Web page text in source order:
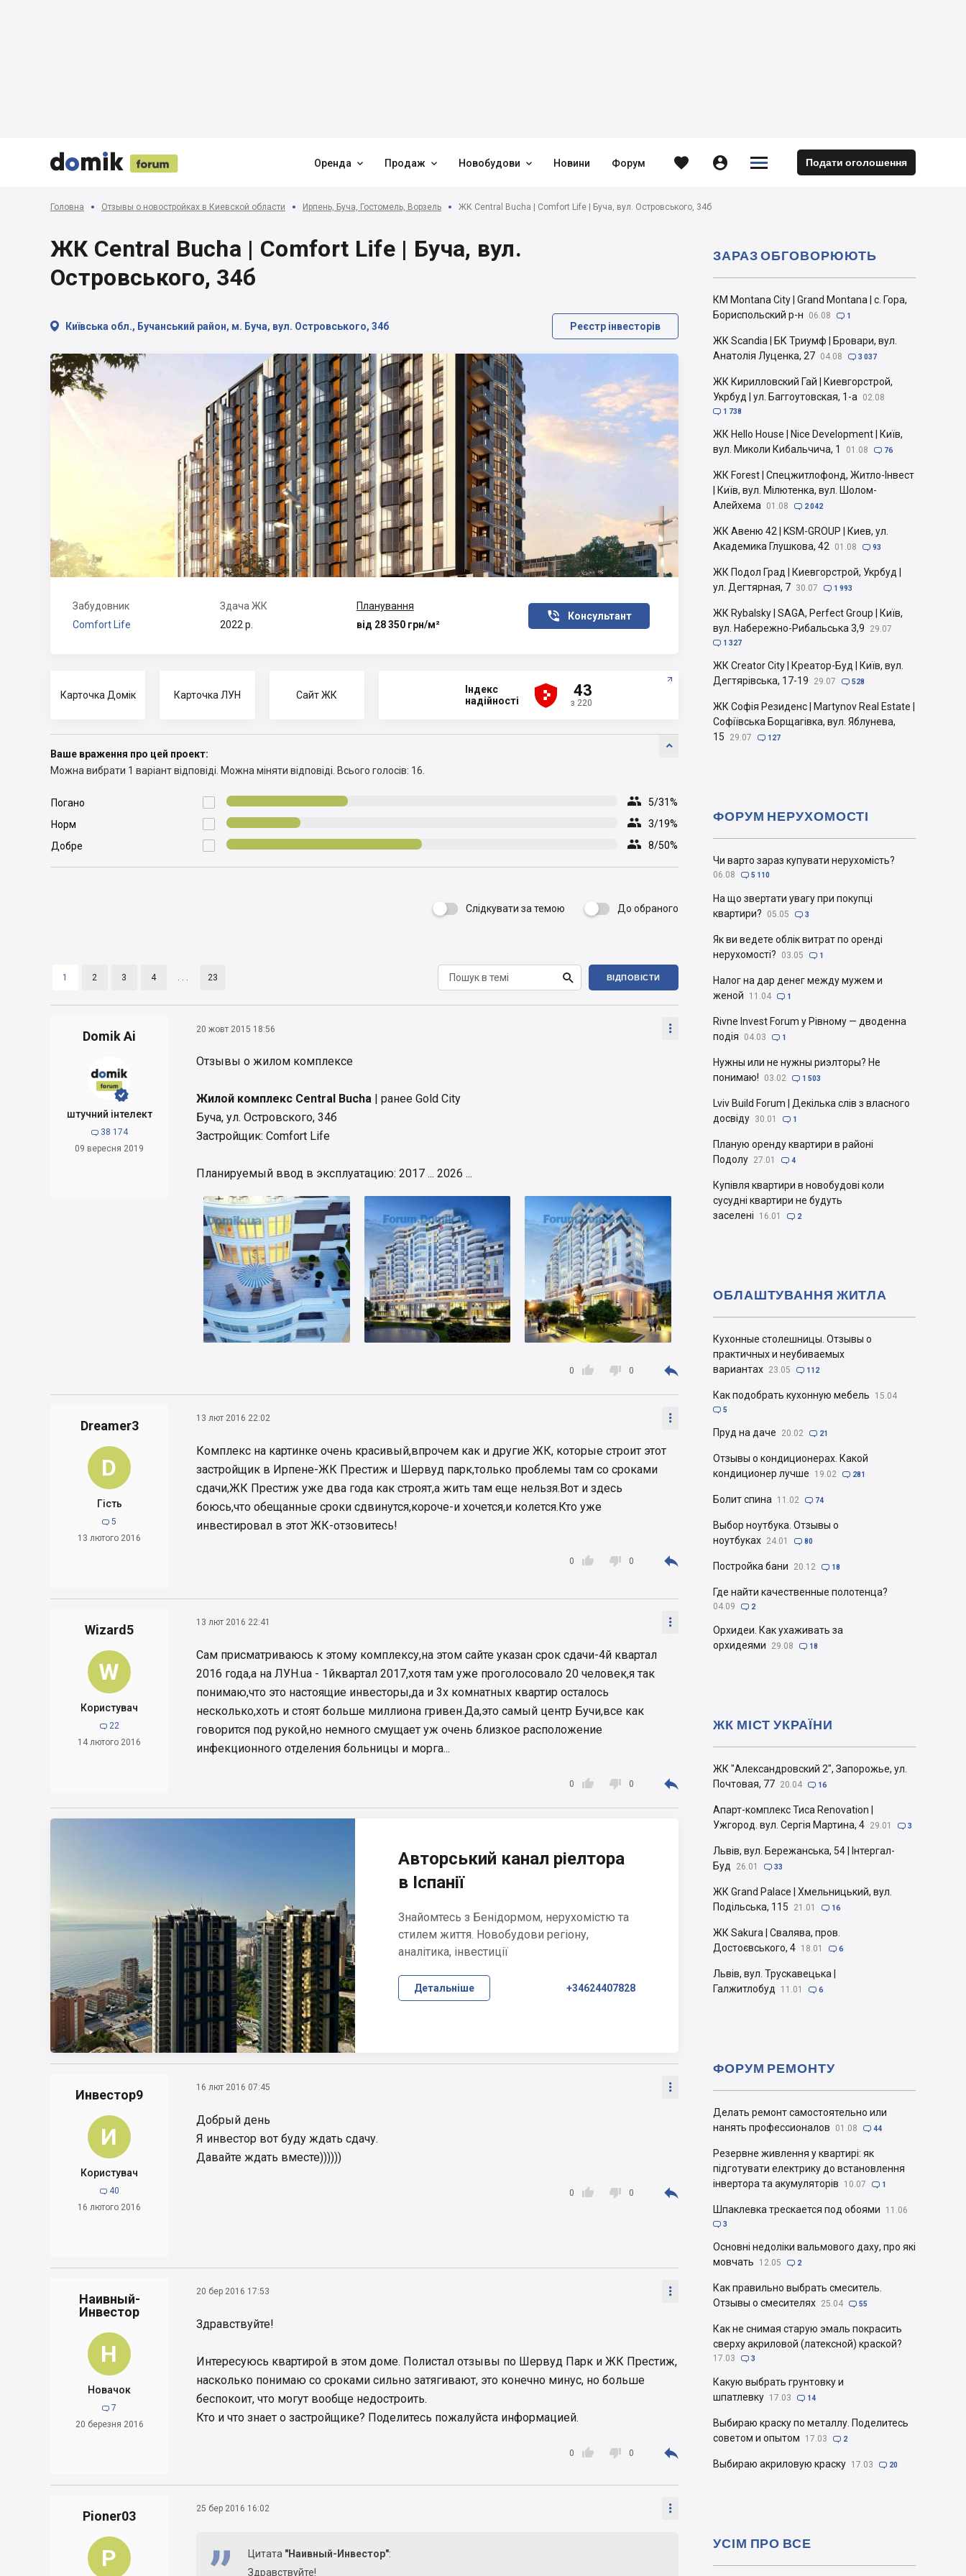


 
 Оренда  Продаж  Новобудови  Новини Форум   

 Подати оголошення
Головна Отзывы о новостройках в Киевской области Ирпень, Буча, Гостомель, Ворзель ЖК Central Bucha | Comfort Life | Буча, вул. Островського, 34б
ЖК Central Bucha | Comfort Life | Буча, вул.
Островського, 34б
 Київська обл., Бучанський район, м. Буча, вул. Островського, 34б Реєстр інвесторів
Забудовник
Comfort Life
Здача ЖК
2022 р.
Планування
від 28 350 грн/м²
Консультант

Карточка Домік Карточка ЛУН Сайт ЖК
Індекс
надійності




 43
з 220

Ваше враження про цей проект:
Можна вибрати 1 варіант відповіді. Можна міняти відповіді. Всього голосів: 16.

Погано  5/31%

Норм  3/19%

Добре  8/50%
Слідкувати за темою  До обраного
1 2 3 4 . . . 23  ВІДПОВІСТИ
Domik Ai


штучний інтелект
 38 174
09 вересня 2019
20 жовт 2015 18:56 
Отзывы о жилом комплексе
Жилой комплекс Central Bucha | ранее Gold City
Буча, ул. Островского, 34б
Застройщик: Comfort Life
Планируемый ввод в эксплуатацию: 2017 ... 2026 ...

0  0 
Dreamer3
D
Гість
 5
13 лютого 2016
13 лют 2016 22:02 
Комплекс на картинке очень красивый,впрочем как и другие ЖК, которые строит этот
застройщик в Ирпене-ЖК Престиж и Шервуд парк,только проблемы там со сроками
сдачи,ЖК Престиж уже два года как строят,а жить там еще нельзя.Вот и здесь
боюсь,что обещанные сроки сдвинутся,короче-и хочется,и колется.Кто уже
инвестировал в этот ЖК-отзовитесь!

0  0 
Wizard5
W
Користувач
 22
14 лютого 2016
13 лют 2016 22:41 
Сам присматриваюсь к этому комплексу,на этом сайте указан срок сдачи-4й квартал
2016 года,а на ЛУН.ua - 1йквартал 2017,хотя там уже проголосовало 20 человек,я так
понимаю,что это настоящие инвесторы,да и 3х комнатных квартир осталось
несколько,хоть и стоят больше миллиона гривен.Да,это самый центр Бучи,все как
говорится под рукой,но немного смущает уж очень близкое расположение
инфекционного отделения больницы и морга...

0  0 
Инвестор9
И
Користувач
 40
16 лютого 2016
16 лют 2016 07:45 
Добрый день
Я инвестор вот буду ждать сдачу.
Давайте ждать вместе))))))

0  0 
Наивный-
Инвестор
Н
Новачок
 7
20 березня 2016
20 бер 2016 17:53 
Здравствуйте!
Интересуюсь квартирой в этом доме. Полистал отзывы по Шервуд Парк и ЖК Престиж,
насколько понимаю со сроками сильно затягивают, это конечно минус, но больше
беспокоит, что могут вообще недостроить.
Кто и что знает о застройщике? Поделитесь пожалуйста информацией.

0  0 
Pioner03
P
25 бер 2016 16:02 
Цитата "Наивный-Инвестор":
Здравствуйте!
Авторський канал ріелтора
в Іспанії
Знайомтесь з Бенідормом, нерухомістю та
стилем життя. Новобудови регіону,
аналітика, інвестиції
Детальніше +34624407828
КМ Montana City | Grand Montana | с. Гора,
Бориспольский р-н
06.08  1
ЖК Scandia | БК Триумф | Бровари, вул.
Анатолія Луценка, 27 04.08  3 037
ЖК Кирилловский Гай | Киевгорстрой,
Укрбуд | ул. Баггоутовская, 1-а
02.08
 1 738
ЖК Hello House | Nice Development | Київ,
вул. Миколи Кибальчича, 1
01.08  76
ЖК Forest | Спецжитлофонд, Житло-Інвест
| Київ, вул. Мілютенка, вул. Шолом-
Алейхема
01.08  2 042
ЖК Авеню 42 | KSM-GROUP | Киев, ул.
Академика Глушкова, 42
01.08  93
ЖК Подол Град | Киевгорстрой, Укрбуд |
ул. Дегтярная, 7 30.07  1 993
ЖК Rybalsky | SAGA, Perfect Group | Київ,
вул. Набережно-Рибальська 3,9
29.07
 1 327
ЖК Creator City | Креатор-Буд | Київ, вул.
Дегтярівська, 17-19
29.07  528
ЖК Софія Резиденс | Martynov Real Estate |
Софіївська Борщагівка, вул. Яблунева,
15
29.07  127
ЗАРАЗ ОБГОВОРЮЮТЬ
Чи варто зараз купувати нерухомість?
06.08  5 110
На що звертати увагу при покупці
квартири?
05.05  3
Як ви ведете облік витрат по оренді
нерухомості?
03.05  1
Налог на дар денег между мужем и
женой
11.04  1
Rivne Invest Forum у Рівному — дводенна
подія
04.03  1
Нужны или не нужны риэлторы? Не
понимаю!
03.02  1 503
Lviv Build Forum | Декілька слів з власного
досвіду 30.01  1
Планую оренду квартири в районі
Подолу 27.01  4
Купівля квартири в новобудові коли
сусудні квартири не будуть
заселені
16.01  2
ФОРУМ НЕРУХОМОСТІ
Кухонные столешницы. Отзывы о
практичных и неубиваемых
вариантах 23.05  112
Как подобрать кухонную мебель 15.04
 5
Пруд на даче 20.02  21
Отзывы о кондиционерах. Какой
кондиционер лучше
19.02  281
Болит спина 11.02  74
Выбор ноутбука. Отзывы о
ноутбуках 24.01  80
Постройка бани 20.12  18
Где найти качественные полотенца?
04.09  2
Орхидеи. Как ухаживать за
орхидеями
29.08  18
ОБЛАШТУВАННЯ ЖИТЛА
ЖК "Александровский 2", Запорожье, ул.
Почтовая, 77 20.04  16
Апарт-комплекс Тиса Renovation |
Ужгород. вул. Сергія Мартина, 4 29.01  3
Львів, вул. Бережанська, 54 | Інтергал-
Буд
26.01  33
ЖК Grand Palace | Хмельницький, вул.
Подільська, 115
21.01  16
ЖК Sakura | Свалява, пров.
Достоєвського, 4 18.01  6
Львів, вул. Трускавецька |
Галжитлобуд
11.01  6
ЖК МІСТ УКРАЇНИ
Делать ремонт самостоятельно или
нанять профессионалов
01.08  44
Резервне живлення у квартирі: як
підготувати електрику до встановлення
інвертора та акумуляторів
10.07  1
Шпаклевка трескается под обоями 11.06
 3
Основні недоліки вальмового даху, про які
мовчать
12.05  2
Как правильно выбрать смеситель.
Отзывы о смесителях 25.04  55
Как не снимая старую эмаль покрасить
сверху акриловой (латексной) краской?
17.03  3
Какую выбрать грунтовку и
шпатлевку 17.03  14
Выбираю краску по металлу. Поделитесь
советом и опытом
17.03  2
Выбираю акриловую краску 17.03  20
ФОРУМ РЕМОНТУ
УСІМ ПРО ВСЕ